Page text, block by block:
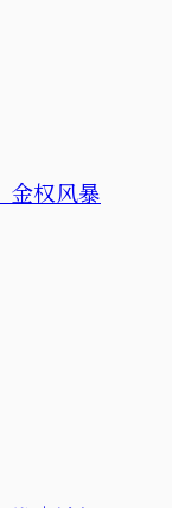
金权风暴